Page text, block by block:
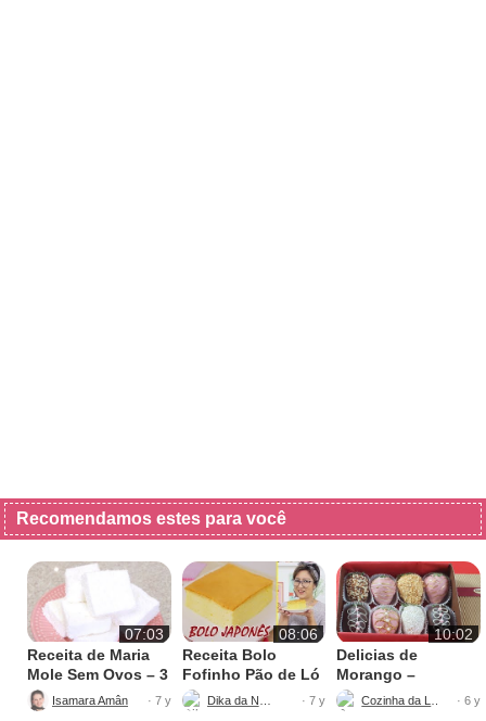
Recomendamos estes para você
07:03
Receita de Maria
Mole Sem Ovos – 3
Ingredientes
· 7 y
08:06
Receita Bolo
Fofinho Pão de Ló
Japonês – Bolo
Kasutera
· 7 y
10:02
Delicias de
Morango –
Surpreenda a
Todos
· 6 y